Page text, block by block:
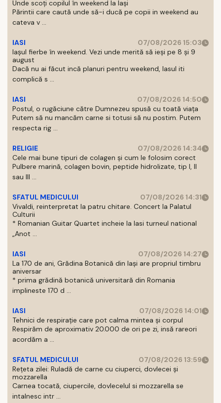
Unde scoți copilul în weekend la Iași
Părintii care caută unde să-i ducă pe copii in weekend au
cateva v ...
IASI
07/08/2026 15:03
Iașul fierbe în weekend. Vezi unde merită să ieși pe 8 și 9
august
Dacă nu ai făcut incă planuri pentru weekend, Iasul iti
complică s ...
IASI
07/08/2026 14:50
Postul, o rugăciune către Dumnezeu spusă cu toată viața
Putem să nu mancăm carne si totusi să nu postim. Putem
respecta rig ...
RELIGIE
07/08/2026 14:34
Cele mai bune tipuri de colagen și cum le folosim corect
Pulbere marină, colagen bovin, peptide hidrolizate, tip I, II
sau III ...
SFATUL MEDICULUI
07/08/2026 14:31
Vivaldi, reinterpretat la patru chitare. Concert la Palatul
Culturii
* Romanian Guitar Quartet incheie la Iasi turneul national
„Anot ...
IASI
07/08/2026 14:27
La 170 de ani, Grădina Botanică din Iași are propriul timbru
aniversar
* prima grădină botanică universitară din Romania
implineste 170 d ...
IASI
07/08/2026 14:01
Tehnici de respirație care pot calma mintea și corpul
Respirăm de aproximativ 20.000 de ori pe zi, insă rareori
acordăm a ...
SFATUL MEDICULUI
07/08/2026 13:59
Rețeta zilei: Ruladă de carne cu ciuperci, dovlecei și
mozzarella
Carnea tocată, ciupercile, dovlecelul si mozzarella se
intalnesc intr ...